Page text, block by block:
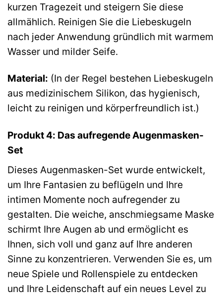
kurzen Tragezeit und steigern Sie diese
allmählich. Reinigen Sie die Liebeskugeln
nach jeder Anwendung gründlich mit warmem
Wasser und milder Seife.
Material: (In der Regel bestehen Liebeskugeln
aus medizinischem Silikon, das hygienisch,
leicht zu reinigen und körperfreundlich ist.)
Produkt 4: Das aufregende Augenmasken-
Set
Dieses Augenmasken-Set wurde entwickelt,
um Ihre Fantasien zu beflügeln und Ihre
intimen Momente noch aufregender zu
gestalten. Die weiche, anschmiegsame Maske
schirmt Ihre Augen ab und ermöglicht es
Ihnen, sich voll und ganz auf Ihre anderen
Sinne zu konzentrieren. Verwenden Sie es, um
neue Spiele und Rollenspiele zu entdecken
und Ihre Leidenschaft auf ein neues Level zu